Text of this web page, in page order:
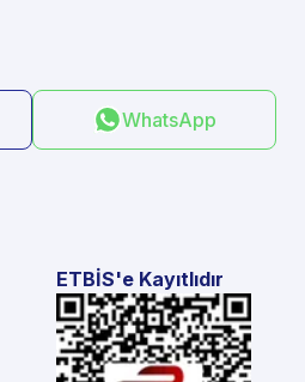
WhatsApp
ETBİS'e Kayıtlıdır